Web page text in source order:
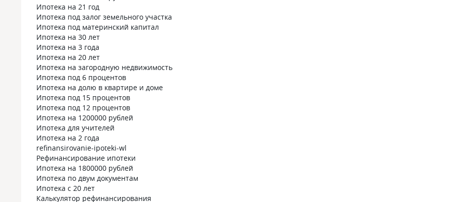
Ипотека на 21 год
Ипотека под залог земельного участка
Ипотека под материнский капитал
Ипотека на 30 лет
Ипотека на 3 года
Ипотека на 20 лет
Ипотека на загородную недвижимость
Ипотека под 6 процентов
Ипотека на долю в квартире и доме
Ипотека под 15 процентов
Ипотека под 12 процентов
Ипотека на 1200000 рублей
Ипотека для учителей
Ипотека на 2 года
refinansirovanie-ipoteki-wl
Рефинансирование ипотеки
Ипотека на 1800000 рублей
Ипотека по двум документам
Ипотека с 20 лет
Калькулятор рефинансирования